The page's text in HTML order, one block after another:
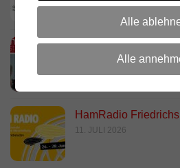
D.R.C. in den
Stadtanzeiger
18. JULI 2026
HamRadio
11. JULI 2026
Alle
Alle